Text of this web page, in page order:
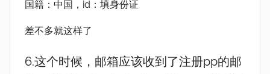
国籍：中国，id：填身份证
差不多就这样了
6.这个时候，邮箱应该收到了注册pp的邮